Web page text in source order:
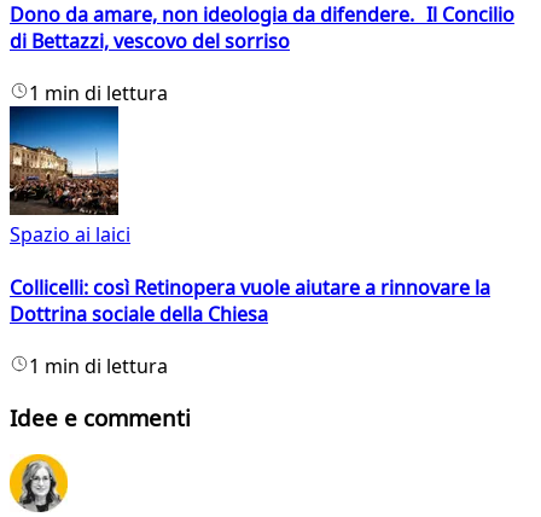
Dono da amare, non ideologia da difendere. Il Concilio
di Bettazzi, vescovo del sorriso
1 min di lettura
Spazio ai laici
Collicelli: così Retinopera vuole aiutare a rinnovare la
Dottrina sociale della Chiesa
1 min di lettura
Idee e commenti